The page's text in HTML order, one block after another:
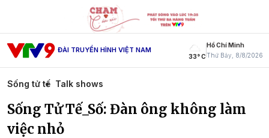
ĐÀI TRUYỀN HÌNH VIỆT NAM
33° C
Hồ Chí Minh
Thứ Bảy, 8/8/2026
Sống tử tế Talk shows
Sống Tử Tế_Số: Đàn ông không làm
việc nhỏ